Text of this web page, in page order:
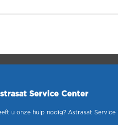
Service Center
u onze hulp nodig? Astrasat Service